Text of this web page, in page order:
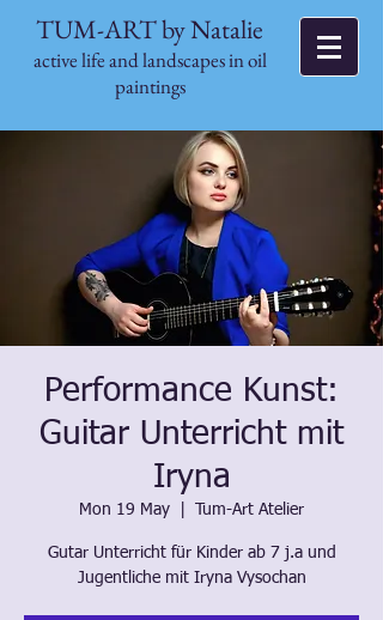
TUM-ART by Natalie
active life and landscapes in oil
paintings
Performance Kunst:
Guitar Unterricht mit
Iryna
Mon 19 May Tum-Art Atelier
Gutar Unterricht für Kinder ab 7 j.a und
Jugentliche mit Iryna Vysochan